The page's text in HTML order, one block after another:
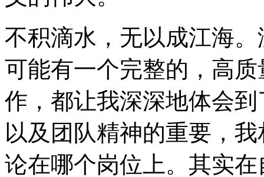
不积滴水，无以成江海
可能有一个完整的，高
作，都让我深深地体会
以及团队精神的重要，
论在哪个岗位上。其实